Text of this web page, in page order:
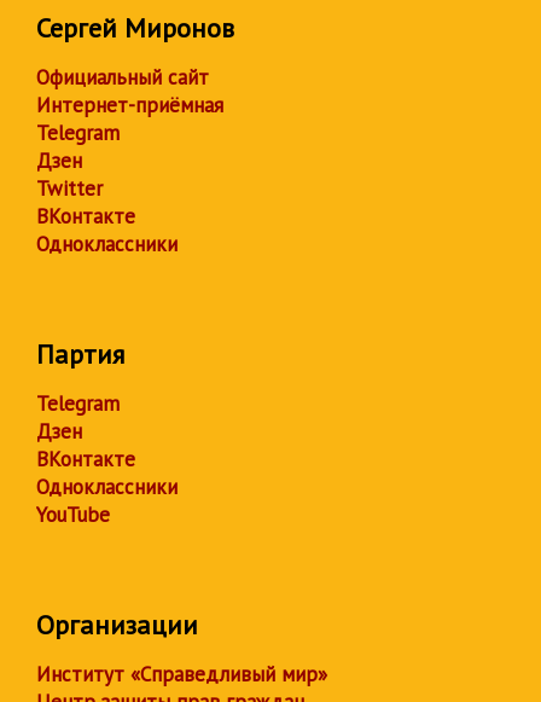
Сергей Миронов
Официальный сайт
Интернет-приёмная
Telegram
Дзен
Twitter
ВКонтакте
Одноклассники
Партия
Telegram
Дзен
ВКонтакте
Одноклассники
YouTube
Организации
Институт «Справедливый мир»